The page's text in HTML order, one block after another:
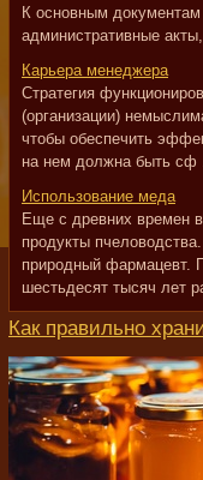
К основным
административные
Карьера менеджера
Стратегия
(организации)
чтобы обеспечить
на нем должна быть сф
Использование меда
Еще с древних времен
продукты
природный фармацевт.
шестьдесят тысяч лет
Как правильно